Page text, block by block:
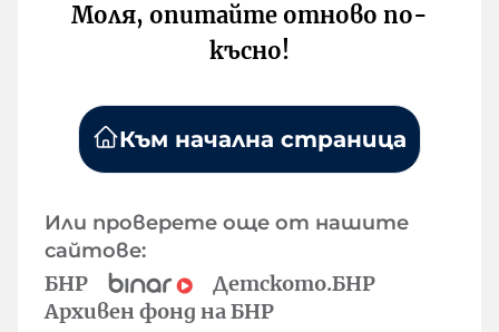
Моля, опитайте отново по-
късно!
Към начална страница
Или проверете още от нашите
сайтове:
БНР
Детското.БНР
Архивен фонд на БНР